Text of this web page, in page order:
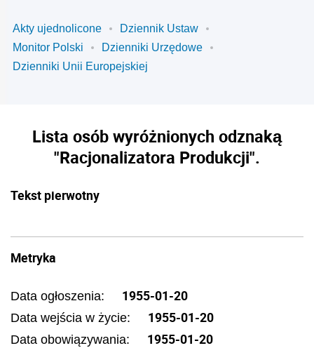
Akty ujednolicone
Dziennik Ustaw
Monitor Polski
Dzienniki Urzędowe
Dzienniki Unii Europejskiej
Lista osób wyróżnionych odznaką
"Racjonalizatora Produkcji".
Tekst pierwotny
Metryka
Data ogłoszenia: 1955-01-20
Data wejścia w życie: 1955-01-20
Data obowiązywania: 1955-01-20